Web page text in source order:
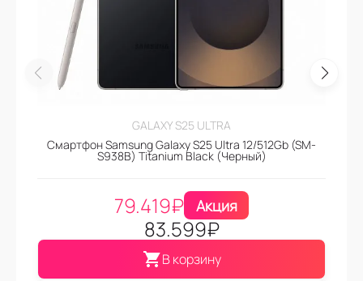
GALAXY S25 ULTRA
Смартфон Samsung Galaxy S25 Ultra 12/512Gb (SM-
S938B) Titanium Black (Черный)
79.419₽ Акция
83.599₽
В корзину